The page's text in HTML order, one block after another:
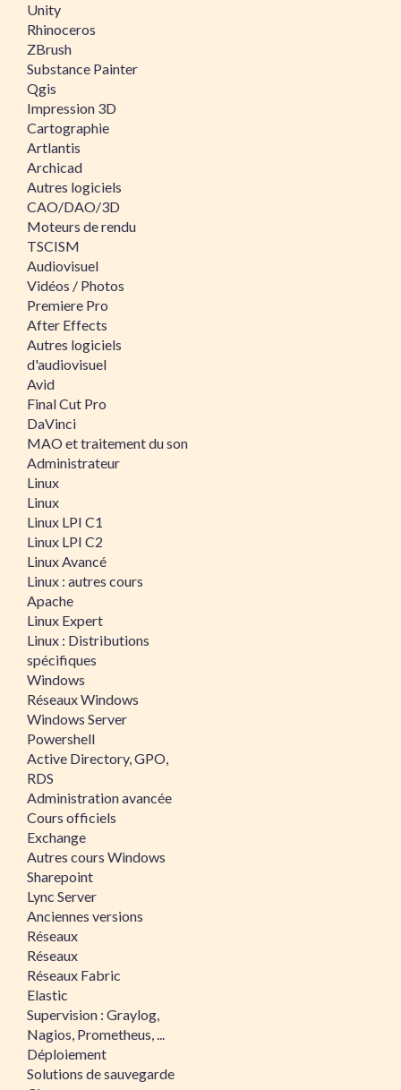
Unity
Rhinoceros
ZBrush
Substance Painter
Qgis
Impression 3D
Cartographie
Artlantis
Archicad
Autres logiciels
CAO/DAO/3D
Moteurs de rendu
TSCISM
Audiovisuel
Vidéos / Photos
Premiere Pro
After Effects
Autres logiciels
d'audiovisuel
Avid
Final Cut Pro
DaVinci
MAO et traitement du son
Administrateur
Linux
Linux
Linux LPI C1
Linux LPI C2
Linux Avancé
Linux : autres cours
Apache
Linux Expert
Linux : Distributions
spécifiques
Windows
Réseaux Windows
Windows Server
Powershell
Active Directory, GPO,
RDS
Administration avancée
Cours officiels
Exchange
Autres cours Windows
Sharepoint
Lync Server
Anciennes versions
Réseaux
Réseaux
Réseaux Fabric
Elastic
Supervision : Graylog,
Nagios, Prometheus, ...
Déploiement
Solutions de sauvegarde